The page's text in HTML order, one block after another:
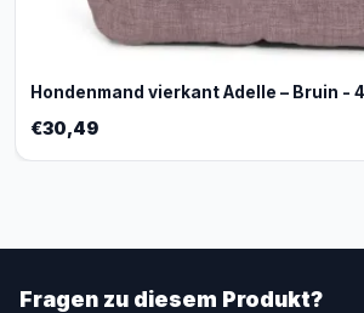
Hondenmand vierkant Adelle – Bruin -
€30,49
Fragen zu diesem Produkt?